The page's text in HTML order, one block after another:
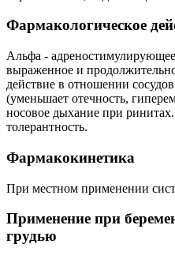
Фармакологическое
Альфа - адреностимулирующее
выраженное и
действие в отношении
(уменьшает отечность,
носовое дыхание при
толерантность.
Фармакокинетика
При местном применении
Применение при
грудью